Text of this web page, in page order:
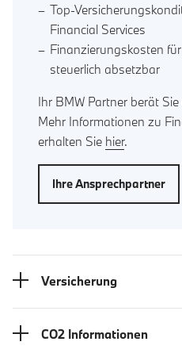
Top-
Financial Services
Finanzierungskosten
steuerlich absetzbar
Ihr BMW Partner berät
Mehr Informationen zu
erhalten Sie hier.
Ihre Ansprechpartner
Versicherung
CO2 Informationen